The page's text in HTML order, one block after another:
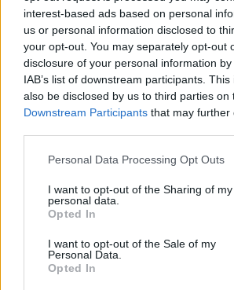
interest-based ads based on personal
us or personal information disclosed to
your opt-out. You may separately opt-out
disclosure of your personal information
IAB’s list of downstream participants.
also be disclosed by us to third parties on
Downstream Participants that may further
Personal Data Processing Opt Outs
I want to opt-out of the Sharing of my
personal data.
Opted In
I want to opt-out of the Sale of my
Personal Data.
Opted In
Az elmúlt néhány hétben a
Bitcoint használó vállalkozások
a párbeszéd, a virtuális
került. 5 nap alatt 150 dollárról
a BTC árfolyama. Kippukkant a
és elszámolási egységről is szó lesz a
hamarosan megrendezésre kerülő
konferenciáján. Blummer Tamás
Regisztráljon Ön is! Blummer Tamás, a
magyarországi tagja, a Portfolio.hu-nak